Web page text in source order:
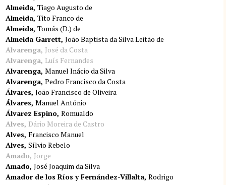
Almeida Tiago Augusto de
Almeida Tito Franco de
Almeida Tomás (D.) de
Almeida Garrett João Baptista da Silva Leitão de
Alvarenga José da Costa
Alvarenga Luís Fernandes
Alvarenga Manuel Inácio da Silva
Alvarenga Pedro Francisco da Costa
Álvares João Francisco de Oliveira
Álvares Manuel António
Álvarez Espino Romualdo
Alves Dário Moreira de Castro
Alves Francisco Manuel
Alves Sílvio Rebelo
Amado Jorge
Amado José Joaquim da Silva
Amador de los Ríos y Fernández-Villalta Rodrigo